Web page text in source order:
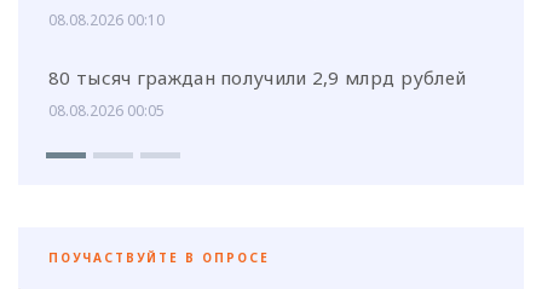
08.08.2026 00:10
80 тысяч граждан получили 2,9 млрд рублей
08.08.2026 00:05
ПОУЧАСТВУЙТЕ В ОПРОСЕ